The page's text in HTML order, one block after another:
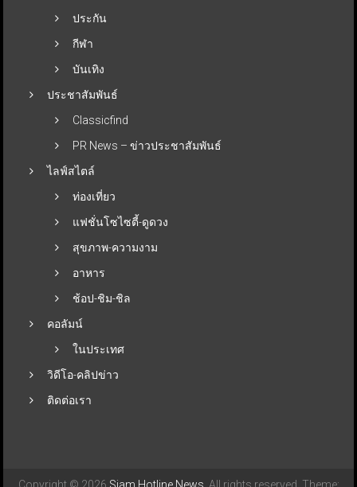
ประกัน
กีฬา
บันเทิง
ประชาสัมพันธ์
Classicfind
PR News – ข่าวประชาสัมพันธ์
ไลฟ์สไตล์
ท่องเที่ยว
แฟชั่นโซไซตี้-ดูดวง
สุขภาพ-ความงาม
อาหาร
ช้อป-ชิม-ชิล
คอลัมน์
ในประเทศ
วิดีโอ-คลิปข่าว
ติดต่อเรา
Copyright © 2026 Siam Hotline News . All rights reserved. Theme: